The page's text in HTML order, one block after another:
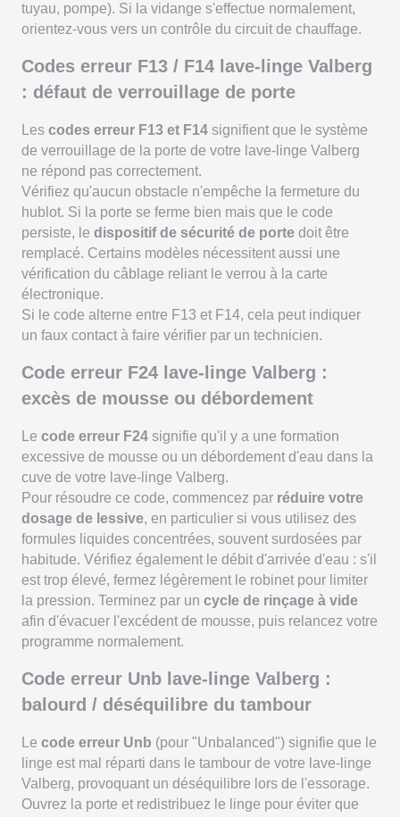
tuyau, pompe). Si la vidange s'effectue normalement,
orientez-vous vers un contrôle du circuit de chauffage.
Codes erreur F13 / F14 lave-linge Valberg
: défaut de verrouillage de porte
Les codes erreur F13 et F14 signifient que le système
de verrouillage de la porte de votre lave-linge Valberg
ne répond pas correctement.
Vérifiez qu'aucun obstacle n'empêche la fermeture du
hublot. Si la porte se ferme bien mais que le code
persiste, le dispositif de sécurité de porte doit être
remplacé. Certains modèles nécessitent aussi une
vérification du câblage reliant le verrou à la carte
électronique.
Si le code alterne entre F13 et F14, cela peut indiquer
un faux contact à faire vérifier par un technicien.
Code erreur F24 lave-linge Valberg :
excès de mousse ou débordement
Le code erreur F24 signifie qu'il y a une formation
excessive de mousse ou un débordement d'eau dans la
cuve de votre lave-linge Valberg.
Pour résoudre ce code, commencez par réduire votre
dosage de lessive, en particulier si vous utilisez des
formules liquides concentrées, souvent surdosées par
habitude. Vérifiez également le débit d'arrivée d'eau : s'il
est trop élevé, fermez légèrement le robinet pour limiter
la pression. Terminez par un cycle de rinçage à vide
afin d'évacuer l'excédent de mousse, puis relancez votre
programme normalement.
Code erreur Unb lave-linge Valberg :
balourd / déséquilibre du tambour
Le code erreur Unb (pour "Unbalanced") signifie que le
linge est mal réparti dans le tambour de votre lave-linge
Valberg, provoquant un déséquilibre lors de l'essorage.
Ouvrez la porte et redistribuez le linge pour éviter que